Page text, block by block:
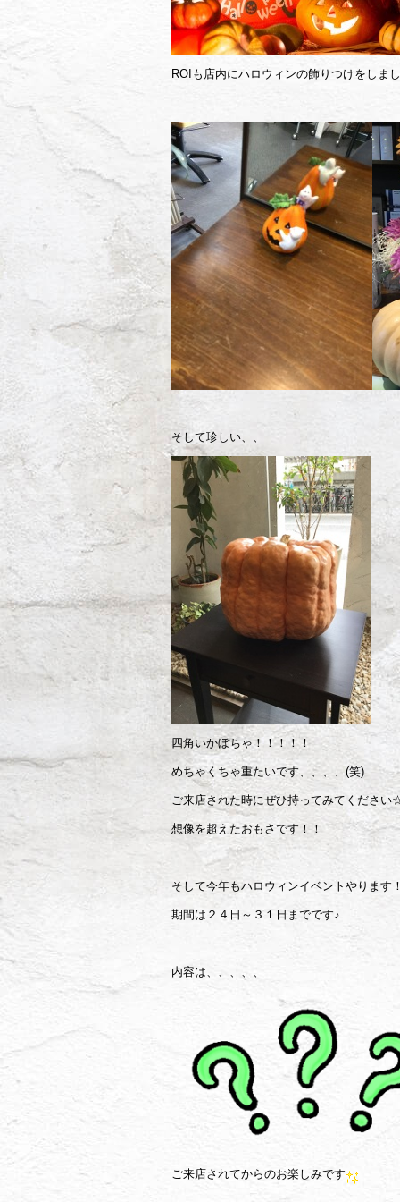
ROIも店内にハロウィンの飾りつけをしま
そして珍しい、、
四角いかぼちゃ！！！！！
めちゃくちゃ重たいです、、、、(笑)
ご来店された時にぜひ持ってみてください
想像を超えたおもさです！！
そして今年もハロウィンイベントやります
期間は２４日～３１日までです♪
内容は、、、、、
ご来店されてからのお楽しみです